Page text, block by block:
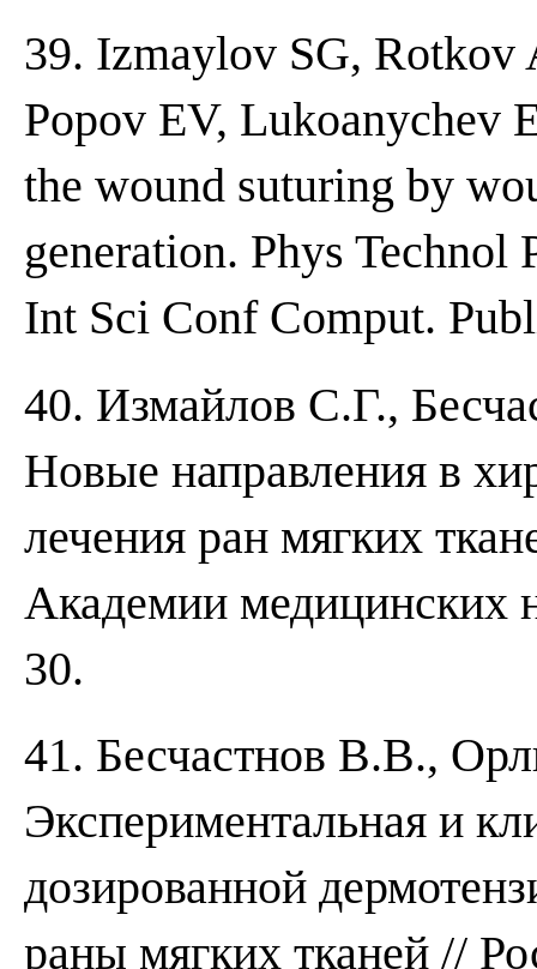
39. Izmaylov SG, Rotkov
Popov EV, Lukoanychev
the wound suturing by
generation. Phys
Int Sci Conf Comput.
40. Измайлов С.Г.,
Новые направления в
лечения ран мягких
Академии
30.
41. Бесчастнов В.В.,
Экспериментальная и
дозированной
раны мягких тканей //